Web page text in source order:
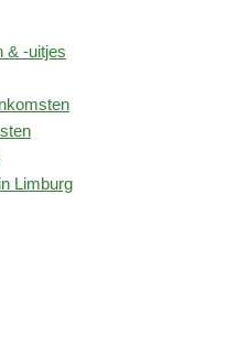
& -uitjes
Limburg